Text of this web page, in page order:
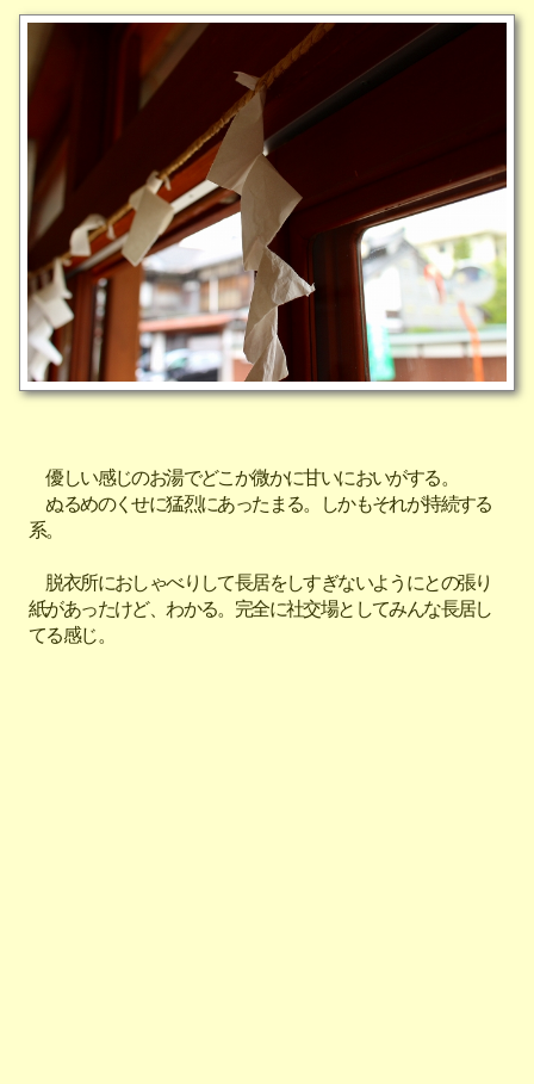
優しい感じのお湯でどこか微かに甘いにおいがする。
ぬるめのくせに猛烈にあったまる。しかもそれが持続する
系。
脱衣所におしゃべりして長居をしすぎないようにとの張り
紙があったけど、わかる。完全に社交場としてみんな長居し
てる感じ。